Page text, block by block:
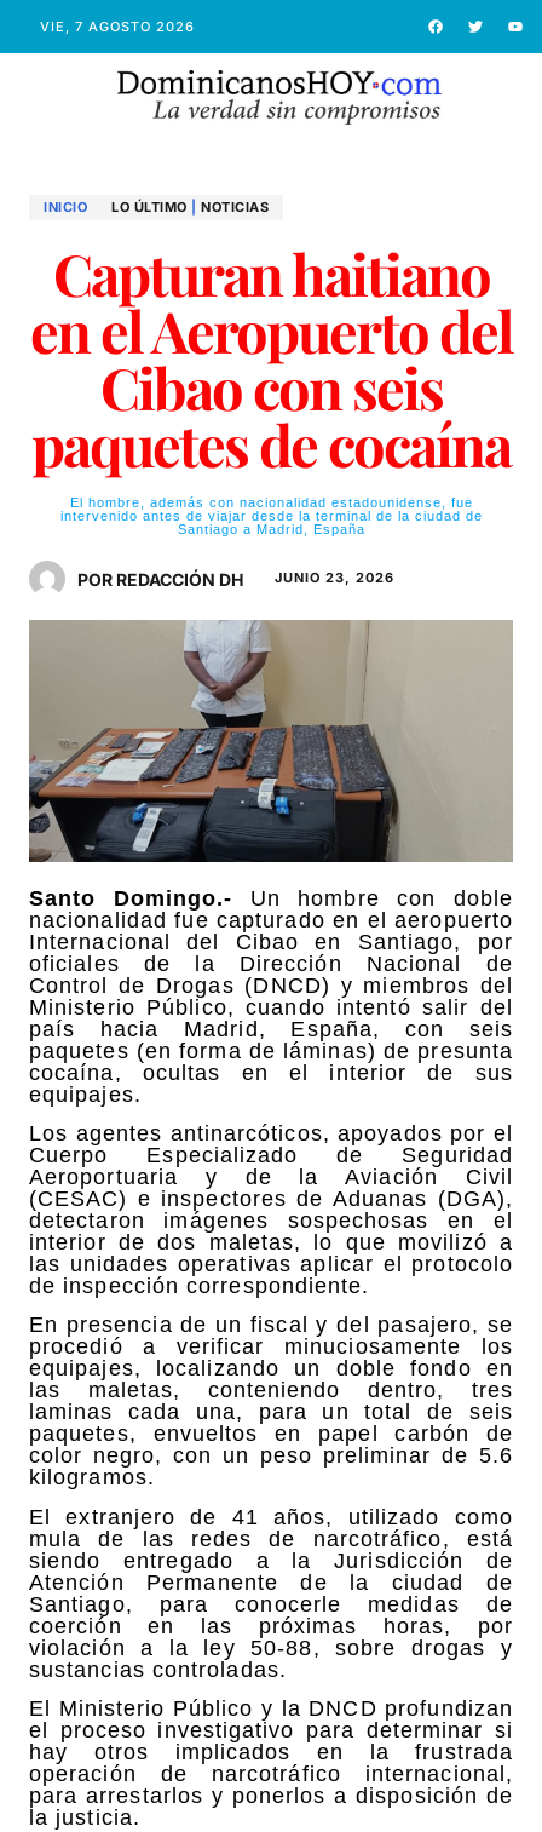
VIE, 7 AGOSTO 2026
INICIO LO ÚLTIMO NOTICIAS
Capturan haitiano
en el Aeropuerto del
Cibao con seis
paquetes de cocaína
El hombre, además con nacionalidad estadounidense, fue
intervenido antes de viajar desde la terminal de la ciudad de
Santiago a Madrid, España
POR REDACCIÓN DH JUNIO 23, 2026
Santo Domingo.- Un hombre con doble
nacionalidad fue capturado en el aeropuerto
Internacional del Cibao en Santiago, por
oficiales de la Dirección Nacional de
Control de Drogas (DNCD) y miembros del
Ministerio Público, cuando intentó salir del
país hacia Madrid, España, con seis
paquetes (en forma de láminas) de presunta
cocaína, ocultas en el interior de sus
equipajes.
Los agentes antinarcóticos, apoyados por el
Cuerpo Especializado de Seguridad
Aeroportuaria y de la Aviación Civil
(CESAC) e inspectores de Aduanas (DGA),
detectaron imágenes sospechosas en el
interior de dos maletas, lo que movilizó a
las unidades operativas aplicar el protocolo
de inspección correspondiente.
En presencia de un fiscal y del pasajero, se
procedió a verificar minuciosamente los
equipajes, localizando un doble fondo en
las maletas, conteniendo dentro, tres
laminas cada una, para un total de seis
paquetes, envueltos en papel carbón de
color negro, con un peso preliminar de 5.6
kilogramos.
El extranjero de 41 años, utilizado como
mula de las redes de narcotráfico, está
siendo entregado a la Jurisdicción de
Atención Permanente de la ciudad de
Santiago, para conocerle medidas de
coerción en las próximas horas, por
violación a la ley 50-88, sobre drogas y
sustancias controladas.
El Ministerio Público y la DNCD profundizan
el proceso investigativo para determinar si
hay otros implicados en la frustrada
operación de narcotráfico internacional,
para arrestarlos y ponerlos a disposición de
la justicia.